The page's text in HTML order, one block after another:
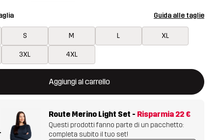
Guida alle taglie
S M L XL
3XL 4XL
Aggiungi al carrello
una finestra modale per confermare un nuovo articolo nel
Route Merino Light Set - Risparmia 22 €
Questi prodotti fanno parte di un pacchetto:
completa subito il tuo set!